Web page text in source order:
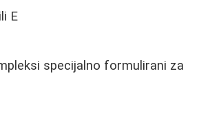
E
specijalno formulirani za